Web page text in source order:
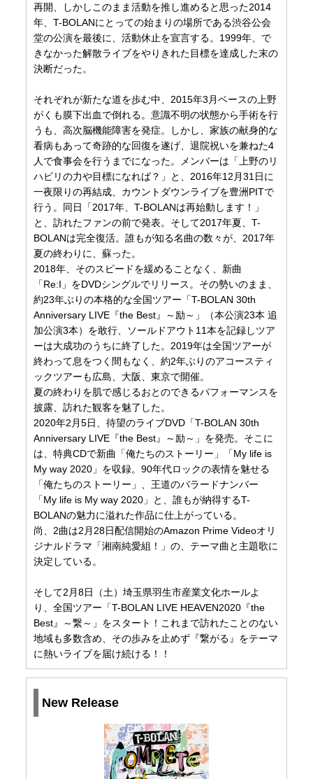
再開、しかしこのまま活動を推し進めると思った2014
年、T-BOLANにとっての始まりの場所である渋谷公会
堂の公演を最後に、活動休止を宣言する。1999年、で
きなかった解散ライブをやりきれた目標を達成した末の
決断だった。
それぞれが新たな道を歩む中、2015年3月ベースの上野
がくも膜下出血で倒れる。意識不明の状態から手術を行
うも、高次脳機能障害を発症。しかし、家族の献身的な
看病もあって奇跡的な回復を遂げ、退院祝いを兼ねた4
人で食事会を行うまでになった。メンバーは「上野のリ
ハビリの力や目標になれば？」と、2016年12月31日に
一夜限りの再結成、カウントダウンライブを豊洲PITで
行う。同日「2017年、T-BOLANは再始動します！」
と、訪れたファンの前で発表。そして2017年夏、T-
BOLANは完全復活。誰もが知る名曲の数々が、2017年
夏の終わりに、蘇った。
2018年、そのスピードを緩めることなく、新曲
「Re:I」をDVDシングルでリリース。その勢いのまま、
約23年ぶりの本格的な全国ツアー「T-BOLAN 30th
Anniversary LIVE『the Best』～励～」（本公演23本 追
加公演3本）を敢行、ソールドアウト11本を記録しツア
ーは大成功のうちに終了した。2019年は全国ツアーが
終わって息をつく間もなく、約2年ぶりのアコースティ
ックツアーも広島、大阪、東京で開催。
夏の終わりを肌で感じるおとのできるパフォーマンスを
披露、訪れた観客を魅了した。
2020年2月5日、待望のライブDVD「T-BOLAN 30th
Anniversary LIVE『the Best』～励～」を発売。そこに
は、特典CDで新曲「俺たちのストーリー」「My life is
My way 2020」を収録。90年代ロックの表情を魅せる
「俺たちのストーリー」、王道のバラードナンバー
「My life is My way 2020」と、誰もが納得するT-
BOLANの魅力に溢れた作品に仕上がっている。
尚、2曲は2月28日配信開始のAmazon Prime Videoオリ
ジナルドラマ「湘南純愛組！」の、テーマ曲と主題歌に
決定している。
そして2月8日（土）埼玉県羽生市産業文化ホールよ
り、全国ツアー「T-BOLAN LIVE HEAVEN2020『the
Best』～繋～」をスタート！これまで訪れたことのない
地域も多数含め、その歩みを止めず『繋がる』をテーマ
に熱いライブを届け続ける！！
New Release